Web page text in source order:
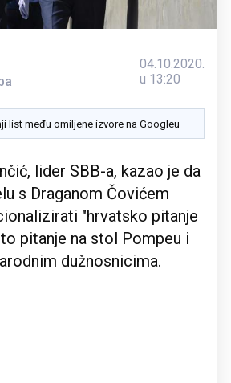
04.10.2020.
u 13:20
list među omiljene izvore na Googleu
lider SBB-a, kazao je da
s Draganom Čovićem
"hrvatsko pitanje
pitanje na stol Pompeu i
dužnosnicima.